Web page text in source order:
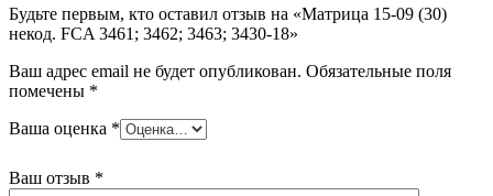
Будьте первым, кто оставил отзыв на «Матрица 15-09 (30)
некод. FCA 3461; 3462; 3463; 3430-18»
Ваш адрес email не будет опубликован. Обязательные поля
помечены *
Ваша оценка *
Ваш отзыв *